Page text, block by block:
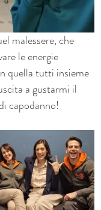
malessere, che
le energie
quella tutti insieme
a gustarmi il
capodanno!